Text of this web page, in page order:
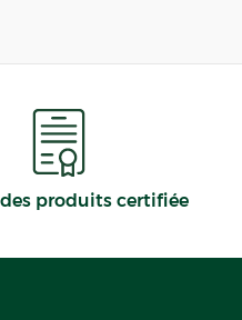
produits certifiée